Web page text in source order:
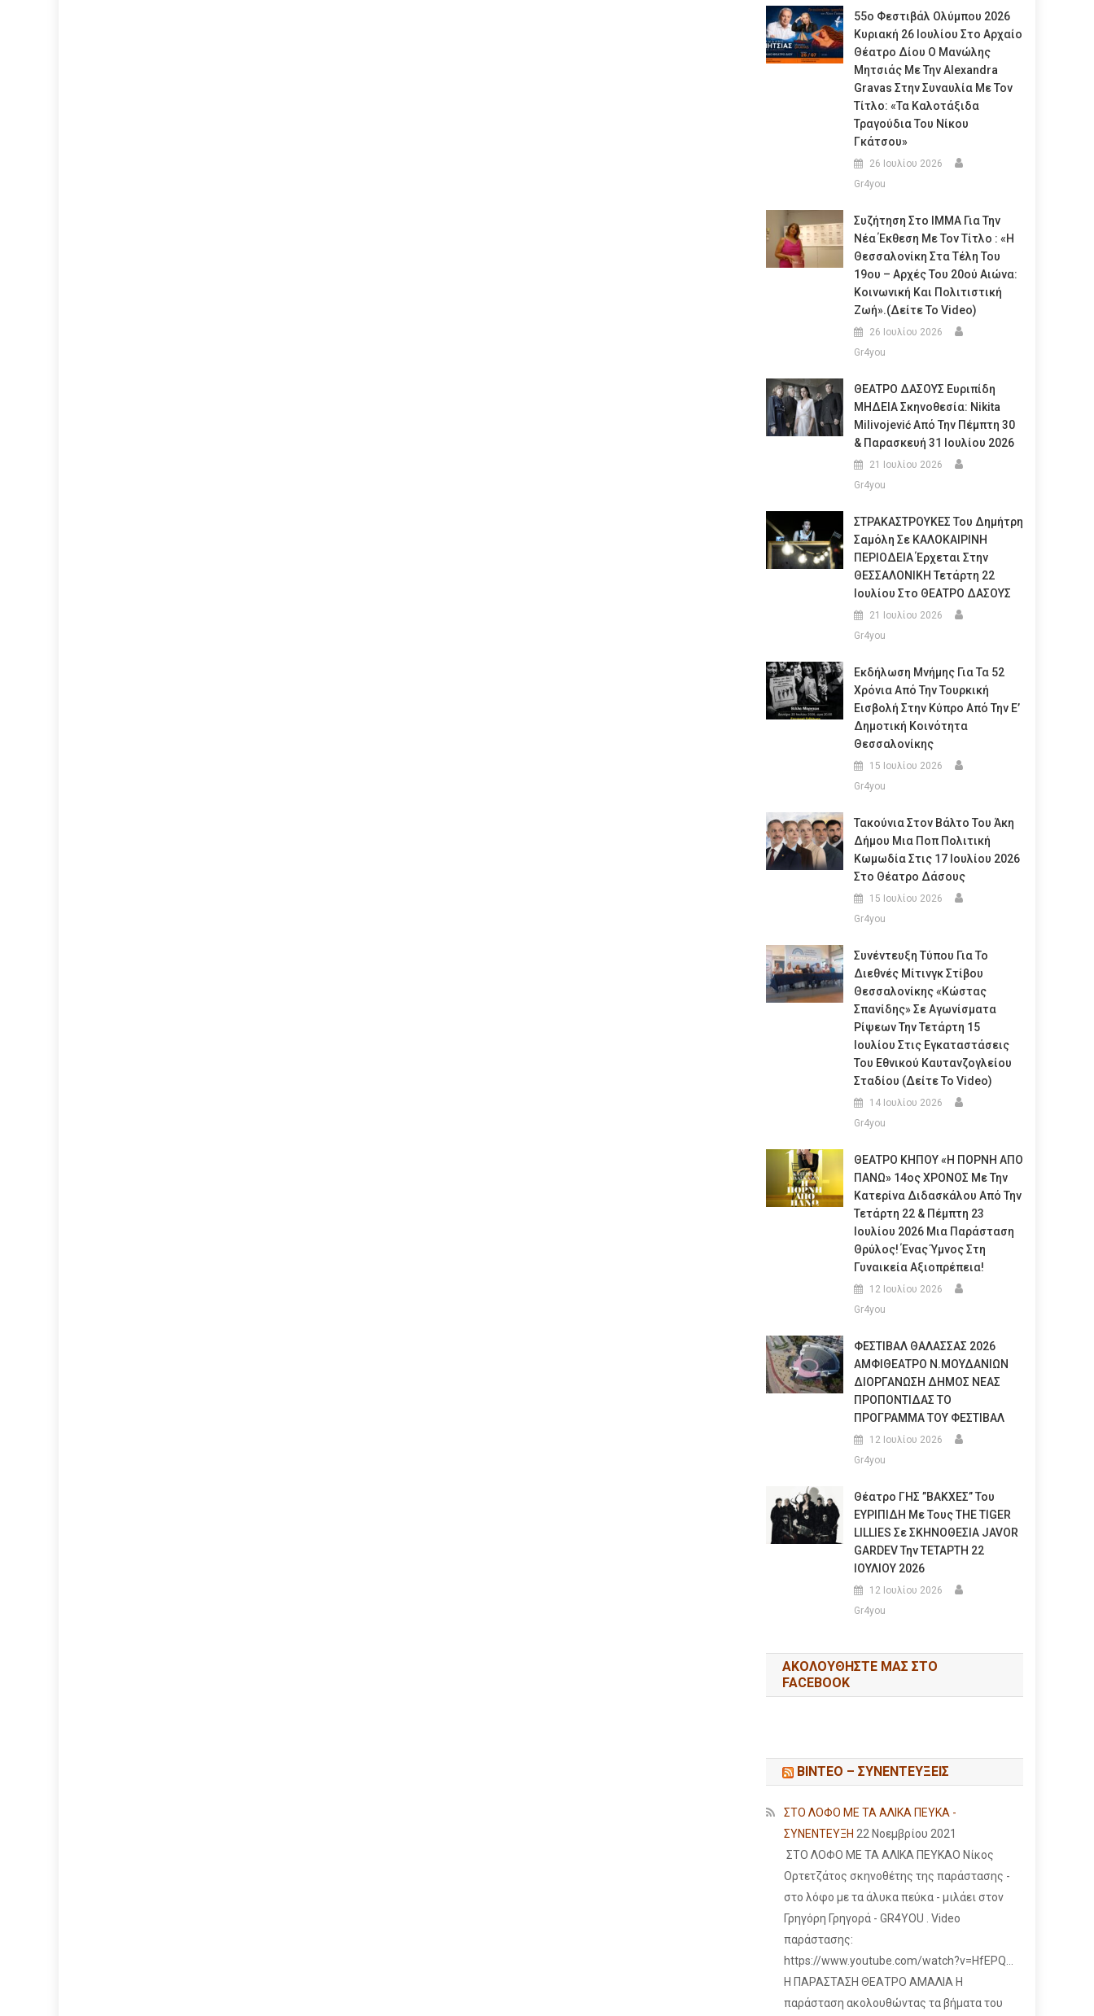
55ο Φεστιβάλ Ολύμπου 2026
Κυριακή 26 Ιουλίου Στο Αρχαίο
Θέατρο Δίου Ο Μανώλης
Μητσιάς Με Την Alexandra
Gravas Στην Συναυλία Με Τον
Τίτλο: «τα Καλοτάξιδα
Τραγούδια Του Νίκου
Γκάτσου»
26 Ιουλίου 2026
Gr4you
Συζήτηση Στο ΙΜΜΑ Για Την
Νέα Έκθεση Με Τον Τίτλο : «Η
Θεσσαλονίκη Στα Τέλη Του
19ου – Αρχές Του 20ού Αιώνα:
Κοινωνική Και Πολιτιστική
Ζωή».(Δείτε Το Video)
26 Ιουλίου 2026
Gr4you
ΘΕΑΤΡΟ ΔΑΣΟΥΣ Ευριπίδη
ΜΗΔΕΙΑ Σκηνοθεσία: Nikita
Milivojević Από Την Πέμπτη 30
& Παρασκευή 31 Ιουλίου 2026
21 Ιουλίου 2026
Gr4you
ΣΤΡΑΚΑΣΤΡΟΥΚΕΣ Του Δημήτρη
Σαμόλη Σε ΚΑΛΟΚΑΙΡΙΝΗ
ΠΕΡΙΟΔΕΙΑ Έρχεται Στην
ΘΕΣΣΑΛΟΝΙΚΗ Τετάρτη 22
Ιουλίου Στο ΘΕΑΤΡΟ ΔΑΣΟΥΣ
21 Ιουλίου 2026
Gr4you
Εκδήλωση Μνήμης Για Τα 52
Χρόνια Από Την Τουρκική
Εισβολή Στην Κύπρο Από Την Ε’
Δημοτική Κοινότητα
Θεσσαλονίκης
15 Ιουλίου 2026
Gr4you
Τακούνια Στον Βάλτο Του Άκη
Δήμου Μια Ποπ Πολιτική
Κωμωδία Στις 17 Ιουλίου 2026
Στο Θέατρο Δάσους
15 Ιουλίου 2026
Gr4you
Συνέντευξη Τύπου Για Το
Διεθνές Μίτινγκ Στίβου
Θεσσαλονίκης «Κώστας
Σπανίδης» Σε Αγωνίσματα
Ρίψεων Την Τετάρτη 15
Ιουλίου Στις Εγκαταστάσεις
Του Εθνικού Καυτανζογλείου
Σταδίου (Δείτε Το Video)
14 Ιουλίου 2026
Gr4you
ΘΕΑΤΡΟ ΚΗΠΟΥ «Η ΠΟΡΝΗ ΑΠΟ
ΠΑΝΩ» 14ος ΧΡΟΝΟΣ Με Την
Κατερίνα Διδασκάλου Από Την
Τετάρτη 22 & Πέμπτη 23
Ιουλίου 2026 Μια Παράσταση
Θρύλος! Ένας Ύμνος Στη
Γυναικεία Αξιοπρέπεια!
12 Ιουλίου 2026
Gr4you
ΦΕΣΤΙΒΑΛ ΘΑΛΑΣΣΑΣ 2026
ΑΜΦΙΘΕΑΤΡΟ Ν.ΜΟΥΔΑΝΙΩΝ
ΔΙΟΡΓΑΝΩΣΗ ΔΗΜΟΣ ΝΕΑΣ
ΠΡΟΠΟΝΤΙΔΑΣ ΤΟ
ΠΡΟΓΡΑΜΜΑ ΤΟΥ ΦΕΣΤΙΒΑΛ
12 Ιουλίου 2026
Gr4you
Θέατρο ΓΗΣ ”ΒΑΚΧΕΣ” Του
ΕΥΡΙΠΙΔΗ Με Τους THE TIGER
LILLIES Σε ΣΚΗΝΟΘΕΣΙΑ JAVOR
GARDEV Την ΤΕΤΑΡΤΗ 22
ΙΟΥΛΙΟΥ 2026
12 Ιουλίου 2026
Gr4you
ΑΚΟΛΟΥΘΉΣΤΕ ΜΑΣ ΣΤΟ
FACEBOOK
ΒΙΝΤΕΟ – ΣΥΝΕΝΤΕΥΞΕΙΣ
ΣΤΟ ΛΟΦΟ ΜΕ ΤΑ ΑΛΙΚΑ ΠΕΥΚΑ -
ΣΥΝΕΝΤΕΥΞΗ 22 Νοεμβρίου 2021
ΣΤΟ ΛΟΦΟ ΜΕ ΤΑ ΑΛΙΚΑ ΠΕΥΚΑΟ Νίκος
Ορτετζάτος σκηνοθέτης της παράστασης -
στο λόφο με τα άλυκα πεύκα - μιλάει στον
Γρηγόρη Γρηγορά - GR4YOU . Video
παράστασης:
https://www.youtube.com/watch?v=HfEPQ...
Η ΠΑΡΑΣΤΑΣΗ ΘΕΑΤΡΟ ΑΜΑΛΙΑ Η
παράσταση ακολουθώντας τα βήματα του